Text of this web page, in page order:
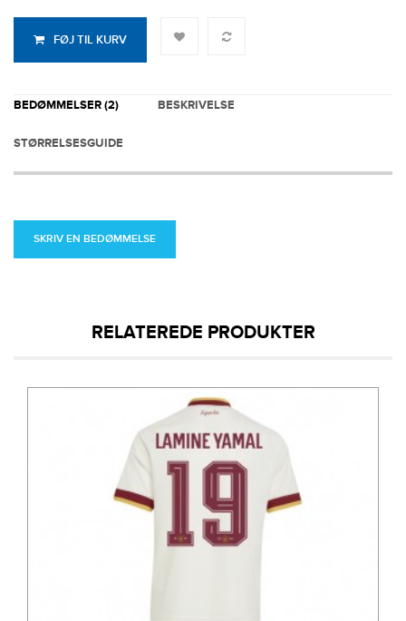
FØJ TIL KURV
BEDØMMELSER (2) BESKRIVELSE
STØRRELSESGUIDE
SKRIV EN BEDØMMELSE
RELATEREDE PRODUKTER